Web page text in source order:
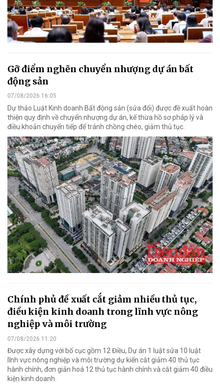
Gỡ điểm nghẽn chuyển nhượng dự án bất
động sản
07/08/2026 16:05
Dự thảo Luật Kinh doanh Bất động sản (sửa đổi) được đề xuất hoàn
thiện quy định về chuyển nhượng dự án, kế thừa hồ sơ pháp lý và
điều khoản chuyển tiếp để tránh chồng chéo, giảm thủ tục.
Chính phủ đề xuất cắt giảm nhiều thủ tục,
điều kiện kinh doanh trong lĩnh vực nông
nghiệp và môi trường
07/08/2026 11:20
Được xây dựng với bố cục gồm 12 Điều, Dự án 1 luật sửa 10 luật
lĩnh vực nông nghiệp và môi trường dự kiến cắt giảm 40 thủ tục
hành chính, đơn giản hoá 12 thủ tục hành chính và cắt giảm 40 điều
kiện kinh doanh.